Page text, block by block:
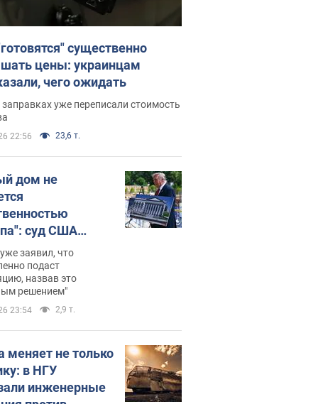
существенно
цены: украинцам
чего ожидать
уже переписали стоимость
22:56 23,6 т.
дом не
суд США
зала
400 млн
заявил, что
подаст
назвав это
решением"
23:54 2,9 т.
меняет не только
в НГУ
инженерные